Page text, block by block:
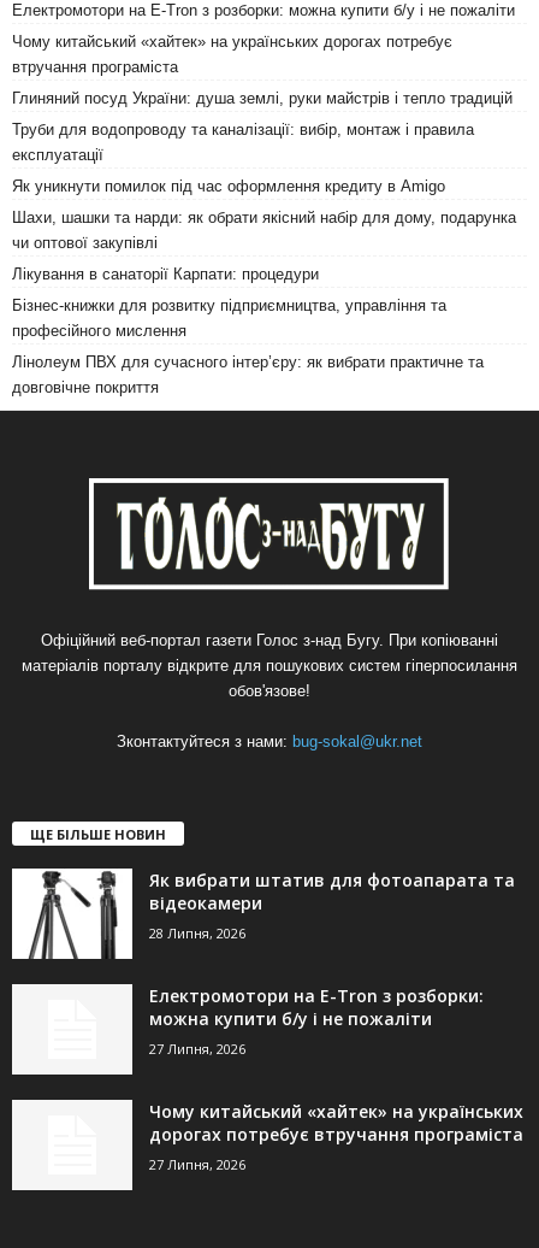
Електромотори на E-Tron з розборки: можна купити б/у і не пожаліти
Чому китайський «хайтек» на українських дорогах потребує
втручання програміста
Глиняний посуд України: душа землі, руки майстрів і тепло традицій
Труби для водопроводу та каналізації: вибір, монтаж і правила
експлуатації
Як уникнути помилок під час оформлення кредиту в Amigo
Шахи, шашки та нарди: як обрати якісний набір для дому, подарунка
чи оптової закупівлі
Лікування в санаторії Карпати: процедури
Бізнес-книжки для розвитку підприємництва, управління та
професійного мислення
Лінолеум ПВХ для сучасного інтер’єру: як вибрати практичне та
довговічне покриття
Офіційний веб-портал газети Голос з-над Бугу. При копіюванні
матеріалів порталу відкрите для пошукових систем гіперпосилання
обов'язове!
Зконтактуйтеся з нами: bug-sokal@ukr.net
ЩЕ БІЛЬШЕ НОВИН
Як вибрати штатив для фотоапарата та
відеокамери
28 Липня, 2026
Електромотори на E-Tron з розборки:
можна купити б/у і не пожаліти
27 Липня, 2026
Чому китайський «хайтек» на українських
дорогах потребує втручання програміста
27 Липня, 2026